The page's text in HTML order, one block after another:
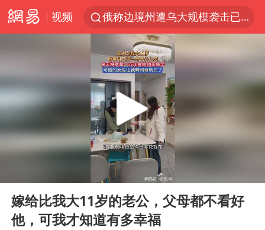
视频
俄称边境州遭乌大规模袭击已致13伤
杭州机场已取消航班388架次
于东来回应胖东来近25年老店年底关闭
浙江省委书记：该停下的坚决停下来
白海豚北上或致京津冀暴雨
美将每月供乌爱国者拦截导弹
10余省份将出现强风雨 局地特大暴雨
Play
嫁给比我大11岁的老公，父母都不看好
他，可我才知道有多幸福